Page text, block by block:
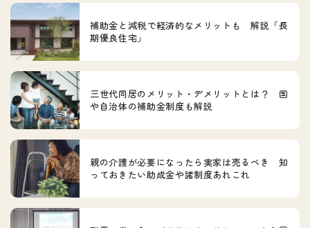
補助金と減税で経済的なメリットも 解説「長
期優良住宅」
三世代同居のメリット・デメリットとは？ 国
や自治体の補助金制度も解説
親の介護が必要になったら実家は売るべき 知
っておきたい助成金や諸制度あれこれ